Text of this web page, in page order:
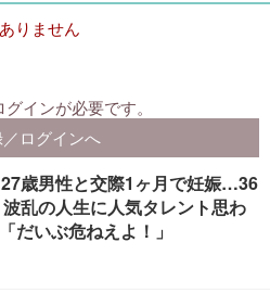
歳男性と交際1ヶ月で妊娠…36
乱の人生に人気タレント思わ
だいぶ危ねえよ！」